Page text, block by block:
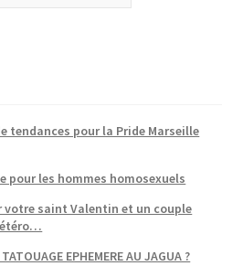
tendances pour la Pride Marseille
pour les hommes homosexuels
votre saint Valentin et un couple
EPHEMERE AU JAGUA ?